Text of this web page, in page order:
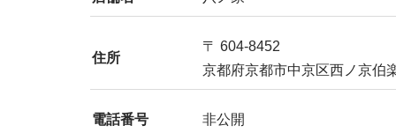
住所
〒 604-8452
京都府京都市中京区西ノ京伯
電話番号 非公開